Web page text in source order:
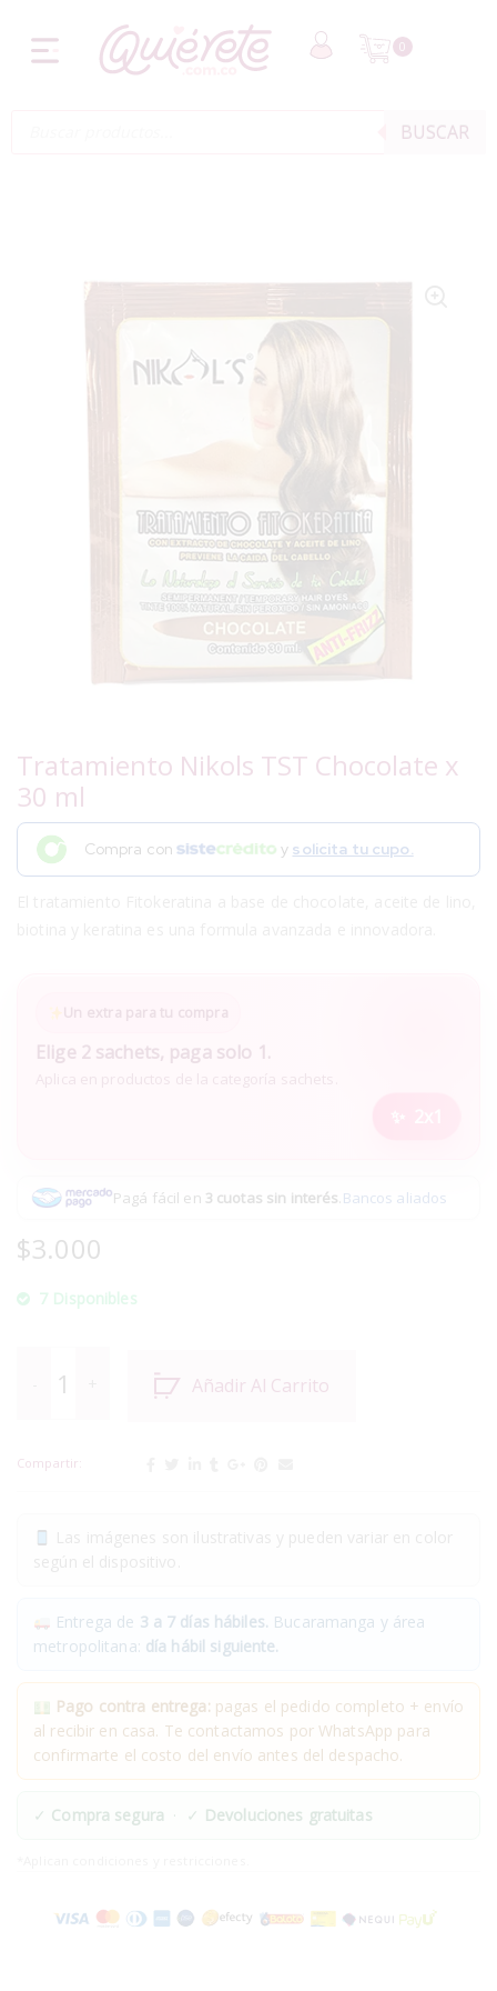
0
BUSCAR
Tratamiento Nikols TST Chocolate x
30 ml
Compra con y solicita tu cupo.
Un extra para tu compra
Elige 2 sachets, paga solo 1.
Pagá fácil en 3 cuotas sin interés.Bancos aliados
$3.000
7 Disponibles
Añadir Al Carrito
Compartir:
Entrega de 3 a 7 días hábiles. Bucaramanga y área
metropolitana: día hábil siguiente.
Pago contra entrega: pagas el pedido completo + envío
al recibir en casa. Te contactamos por WhatsApp para
confirmarte el costo del envío antes del despacho.
✓ Compra segura · ✓ Devoluciones gratuitas